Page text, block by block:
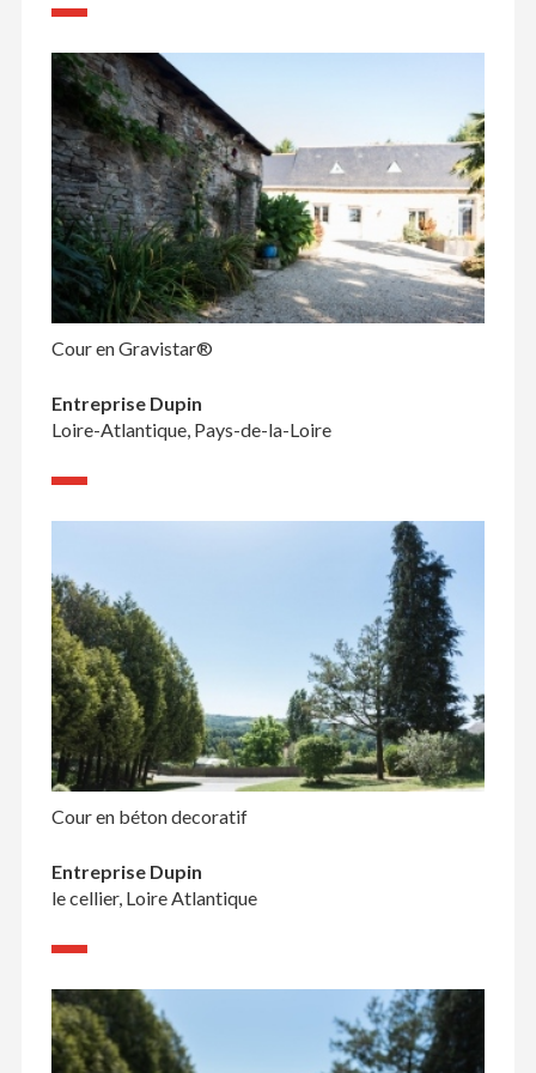
Cour en Gravistar®
Entreprise Dupin
Loire-Atlantique, Pays-de-la-Loire
Cour en béton decoratif
Entreprise Dupin
le cellier, Loire Atlantique